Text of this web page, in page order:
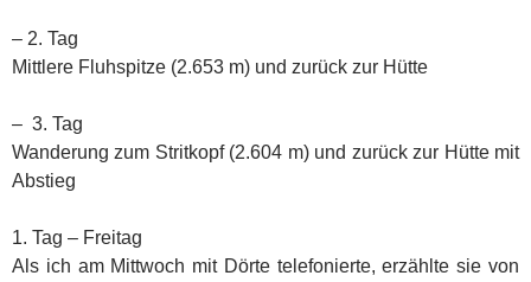
– 2. Tag
Mittlere Fluhspitze (2.653 m) und zurück zur Hütte
– 3. Tag
Wanderung zum Stritkopf (2.604 m) und zurück zur Hütte mit
Abstieg
1. Tag – Freitag
Als ich am Mittwoch mit Dörte telefonierte, erzählte sie von